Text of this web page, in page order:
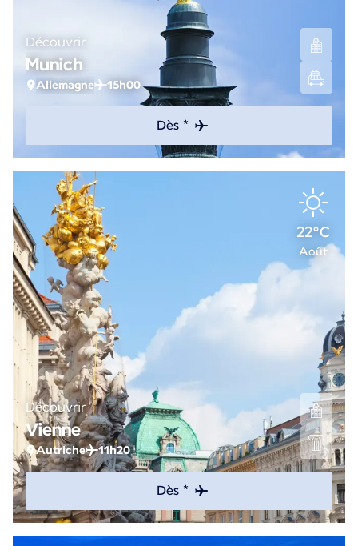
Découvrir
Munich
Allemagne 15h00
Dès *
22°C
Août
Découvrir
Vienne
Autriche 11h20
Dès *